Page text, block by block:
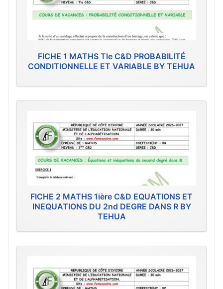
FICHE 1 MATHS Tle C&D PROBABILITÉ
CONDITIONNELLE ET VARIABLE BY TEHUA
FICHE 2 MATHS 1ière C&D EQUATIONS ET
INEQUATIONS DU 2nd DEGRE DANS R BY
TEHUA